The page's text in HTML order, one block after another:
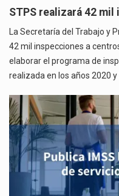
STPS realizará 42
La Secretaría del Trabajo y
42 mil inspecciones a
elaborar el programa de
realizada en los años 2020